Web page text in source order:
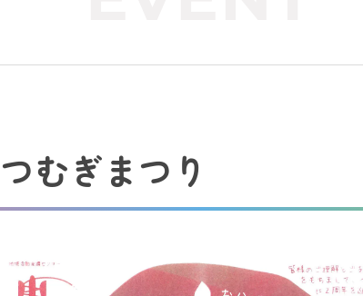
むぎまつり